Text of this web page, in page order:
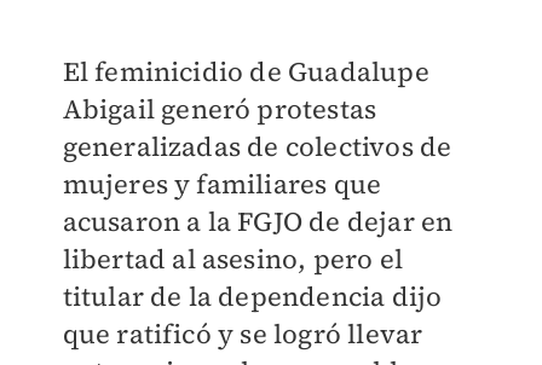
El feminicidio de Guadalupe
Abigail generó protestas
generalizadas de colectivos de
mujeres y familiares que
acusaron a la FGJO de dejar en
libertad al asesino, pero el
titular de la dependencia dijo
que ratificó y se logró llevar